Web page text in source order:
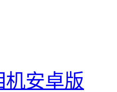
机安卓版